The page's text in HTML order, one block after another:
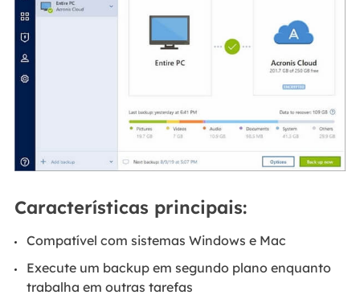
Características principais:
Compatível com sistemas Windows e Mac
Execute um backup em segundo plano enquanto
trabalha em outras tarefas